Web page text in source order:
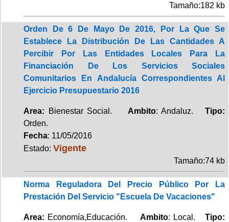
Tamaño:182 kb
Orden De 6 De Mayo De 2016, Por La Que Se
Establece La Distribución De Las Cantidades A
Percibir Por Las Entidades Locales Para La
Financiación De Los Servicios Sociales
Comunitarios En Andalucía Correspondientes Al
Ejercicio Presupuestario 2016
Area: Bienestar Social. Ambito: Andaluz.Tipo:
Orden.
Fecha: 11/05/2016
Estado: Vigente
Tamaño:74 kb
Norma Reguladora Del Precio Público Por La
Prestación Del Servicio "Escuela De Vacaciones"
Area: Economía,Educación.Ambito: Local.Tipo: